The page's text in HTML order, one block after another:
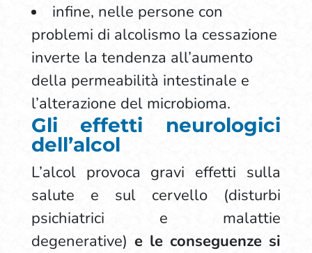
infine, nelle persone con
problemi di alcolismo la cessazione
inverte la tendenza all’aumento
della permeabilità intestinale e
l’alterazione del microbioma.
Gli effetti neurologici
dell’alcol
L’alcol provoca gravi effetti sulla
salute e sul cervello (disturbi
psichiatrici e malattie
degenerative) e le conseguenze si